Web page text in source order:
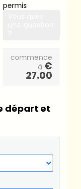
permis
commence
à €
27.00
départ et